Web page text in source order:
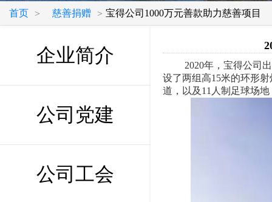
首页 > 慈善捐赠 > 宝得公司1000万元善款助力慈善项目
企业简介
公司党建
公司工会
2020年，宝得公司出
设了两组高15米的环形
道，以及11人制足球场